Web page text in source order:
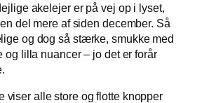
akelejer er på vej op i lyset,
del mere af siden december. Så
og dog så stærke, smukke med
og lilla nuancer – jo det er forår